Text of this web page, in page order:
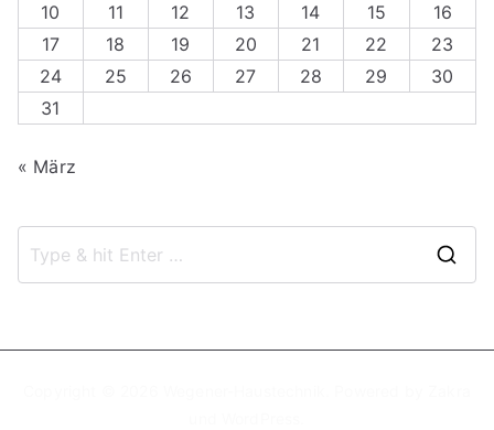
10
11 12 13 14 15
16
17
18 19 20 21 22
23
24
25 26 27 28 29
30
31
« März